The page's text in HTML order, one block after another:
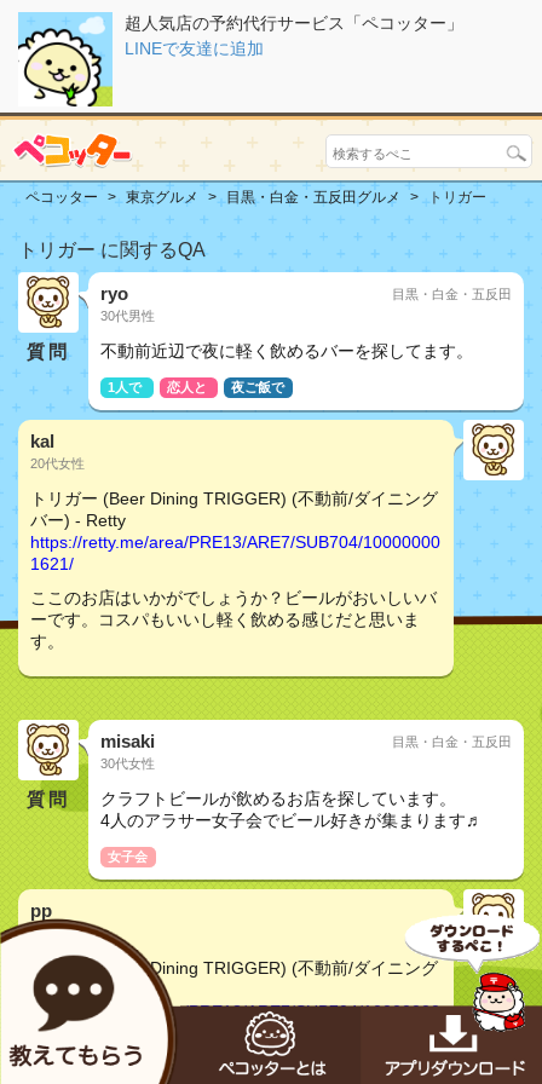
超人気店の予約代行サービス「ペコッター」
LINEで友達に追加
ペコッター 東京グルメ 目黒・白金・五反田グルメ トリガー
トリガー に関するQA
質問
ryo
30代男性
目黒・白金・五反田
不動前近辺で夜に軽く飲めるバーを探してます。
1人で 恋人と 夜ご飯で
kal
20代女性
トリガー (Beer Dining TRIGGER) (不動前/ダイニング
バー) - Retty
https://retty.me/area/PRE13/ARE7/SUB704/10000000
1621/
ここのお店はいかがでしょうか？ビールがおいしいバ
ーです。コスパもいいし軽く飲める感じだと思いま
す。
質問
misaki
30代女性
目黒・白金・五反田
クラフトビールが飲めるお店を探しています。
4人のアラサー女子会でビール好きが集まります♬
女子会
pp
30代女性
トリガー (Beer Dining TRIGGER) (不動前/ダイニング
バー) - Retty
https://retty.me/area/PRE13/ARE7/SUB704/10000000
1621/
ここのお店はいかがでしょうか？ビールの種類がたく